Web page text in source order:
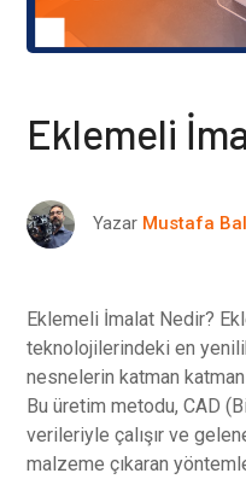
Eklemeli
Yazar Mustafa
Eklemeli İmalat Nedir?
teknolojilerindeki en
nesnelerin katman
Bu üretim metodu, CAD
verileriyle çalışır ve
malzeme çıkaran